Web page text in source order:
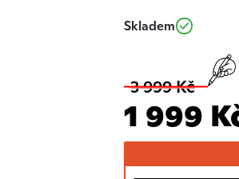
Skladem
3 999 Kč
1 999